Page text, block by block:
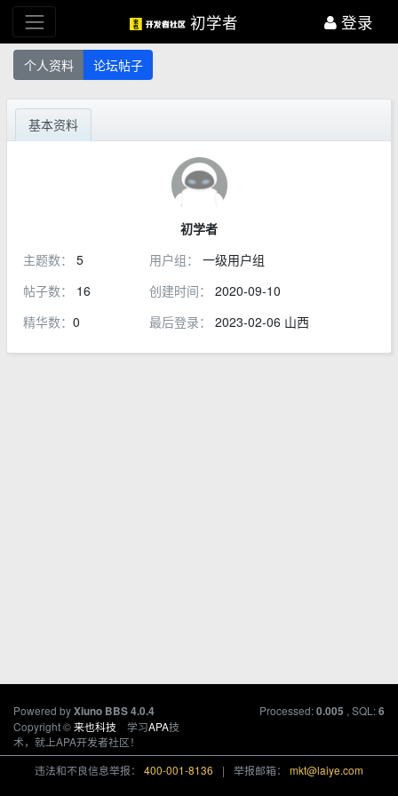
初学者 登录
个人资料 论坛帖子
基本资料
初学者
主题数： 5
帖子数： 16
精华数： 0
用户组： 一级用户组
创建时间： 2020-09-10
最后登录： 2023-02-06 山西
Powered byXiuno BBS4.0.4
Copyright ©来也科技 学习APA技
术，就上APA开发者社区！
Processed:0.005 , SQL:6
违法和不良信息举报： 400-001-8136 | 举报邮箱： mkt@laiye.com